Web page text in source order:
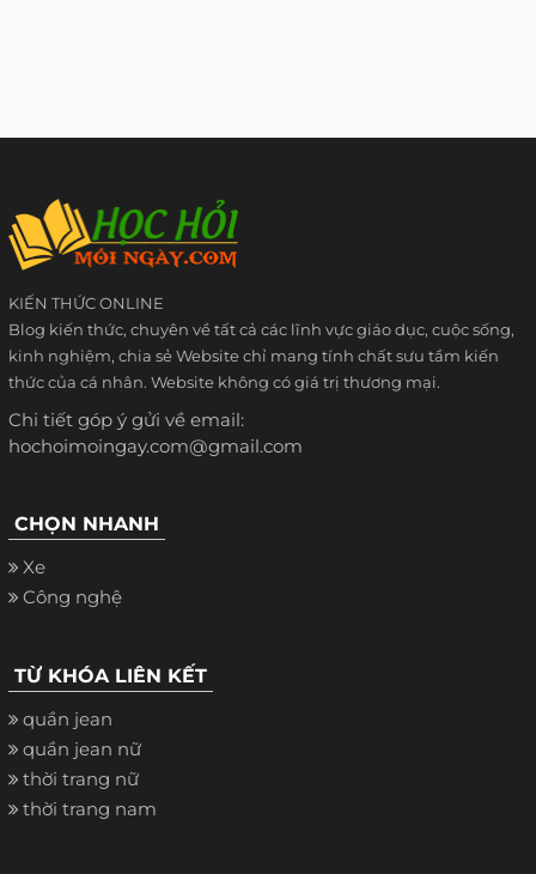
KIẾN THỨC ONLINE
Blog kiến thức, chuyên về tất cả các lĩnh vực giáo dục, cuộc sống,
kinh nghiệm, chia sẻ Website chỉ mang tính chất sưu tầm kiến
thức của cá nhân. Website không có giá trị thương mại.
Chi tiết góp ý gửi về email:
hochoimoingay.com@gmail.com
CHỌN NHANH
Xe
Công nghệ
TỪ KHÓA LIÊN KẾT
quần jean
quần jean nữ
thời trang nữ
thời trang nam